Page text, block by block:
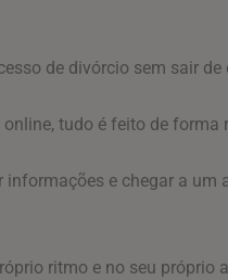
de divórcio sem sair de
tudo é feito de forma
e chegar a um
ritmo e no seu próprio